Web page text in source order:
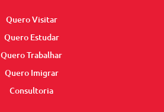
Quero Visitar
Quero Estudar
Quero Trabalhar
Quero Imigrar
Consultoria